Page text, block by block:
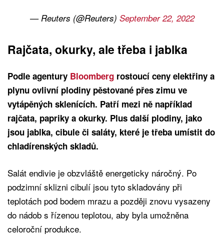
— Reuters (@Reuters) September 22, 2022
Rajčata, okurky, ale třeba i jablka
Podle agentury Bloomberg rostoucí ceny elektřiny a
plynu ovlivní plodiny pěstované přes zimu ve
vytápěných sklenících. Patří mezi ně například
rajčata, papriky a okurky. Plus další plodiny, jako
jsou jablka, cibule či saláty, které je třeba umístit do
chladírenských skladů.
Salát endivie je obzvláště energeticky náročný. Po
podzimní sklizni cibulí jsou tyto skladovány při
teplotách pod bodem mrazu a později znovu vysazeny
do nádob s řízenou teplotou, aby byla umožněna
celoroční produkce.